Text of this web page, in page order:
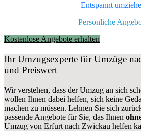
Entspannt
Persönliche
Kostenlose Angebote erhalten
Ihr Umzugsexperte für Umzüge
und Preiswert
Wir verstehen, dass der Umzug an sich
wollen Ihnen dabei helfen, sich keine
machen zu müssen. Lehnen Sie sich
passende Angebote für Sie, das Ihnen
Umzug von Erfurt nach Zwickau helfen